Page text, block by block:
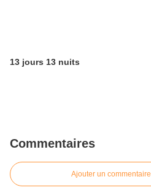
13 jours 13 nuits
Commentaires
Ajouter un commentaire